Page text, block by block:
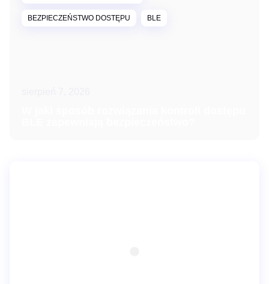
BEZPIECZEŃSTWO DOSTĘPU BLE